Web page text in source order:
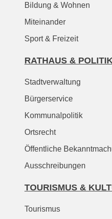
Bildung & Wohnen
Miteinander
Sport & Freizeit
RATHAUS & POLITIK
Stadtverwaltung
Bürgerservice
Kommunalpolitik
Ortsrecht
Öffentliche
Ausschreibungen
TOURISMUS &
Tourismus